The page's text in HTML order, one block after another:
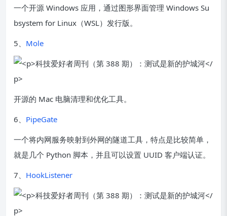
一个开源 Windows 应用，通过图形界面管理 Windows Su
bsystem for Linux（WSL）发行版。
5、 Mole
开源的 Mac 电脑清理和优化工具。
6、 PipeGate
一个将内网服务映射到外网的隧道工具，特点是比较简单，
就是几个 Python 脚本，并且可以设置 UUID 客户端认证。
7、 HookListener